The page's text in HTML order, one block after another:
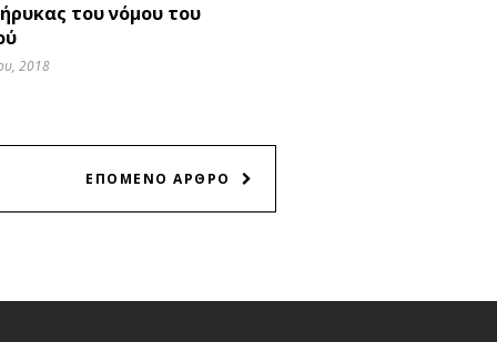
του νόμου του
2018
ΕΠΟΜΕΝΟ ΑΡΘΡΟ